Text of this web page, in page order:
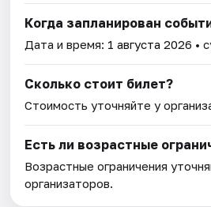
Когда запланирован
Дата и время: 1 августа 2026 •
Сколько стоит билет?
Стоимость уточняйте у
Есть ли возрастные
Возрастные ограничения
организаторов.